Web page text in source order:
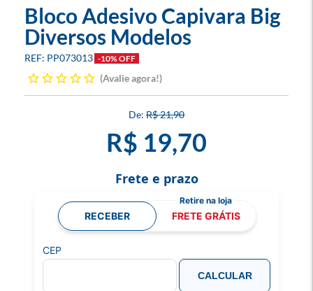
Bloco Adesivo Capivara Big
Diversos Modelos
PP073013 -10% OFF
Avalie agora!
R$ 21,90
R$ 19,70
Frete e prazo
RECEBER FRETE GRÁTIS
CEP
CALCULAR